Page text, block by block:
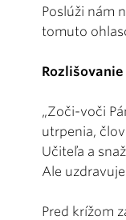
Poslúži nám
tomuto
„Zoči-voči
utrpenia,
Učiteľa a
Ale
Pred krížom